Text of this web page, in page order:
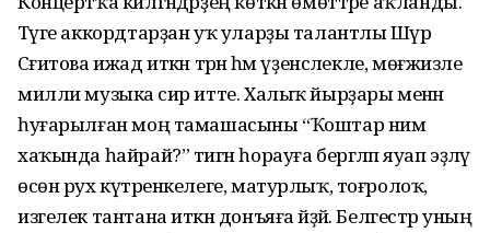
Тәүге аккорд­тарҙан уҡ уларҙы талантлы Шәүрә
Сәғитова ижад иткән тәрән һәм үҙенсәлекле, мөғжизәле
милли музыка әсир итте. Халыҡ йырҙары менән
һуғарылған моң тамашасыны “Ҡоштар нимә
хаҡында һайрай?” тигән һорауға бергәләп яуап эҙләү
өсөн рух күтәренкелеге, матурлыҡ, тоғролоҡ,
изгелек тантана иткән донъяға әйҙәй. Бел­гестәр уның